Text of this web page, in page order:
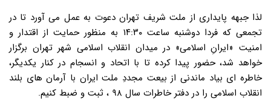
لذا جبهه پایداری از ملت شریف تهران دعوت به عمل می آورد تا در
تجمعی که فردا دوشنبه ساعت ۱۴:۳۰ به منظور حمایت از اقتدار و
امنیت «ایرانِ اسلامی» در میدان انقلاب اسلامی شهر تهران برگزار
خواهد شد، حضور پیدا کرده تا با اتحاد و انسجام در کنار یکدیگر،
خاطره ای بیاد ماندنی از بیعت مجددِ ملت ایران با آرمان های بلند
انقلاب اسلامی را در دفتر خاطرات سال ۹۸ ، ثبت و ضبط کنیم.